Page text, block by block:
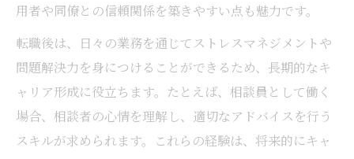
用者や同僚との信頼関係を築きやすい点も魅力です。
転職後は、日々の業務を通じてストレスマネジメントや
問題解決力を身につけることができるため、長期的なキ
ャリア形成に役立ちます。たとえば、相談員として働く
場合、相談者の心情を理解し、適切なアドバイスを行う
スキルが求められます。これらの経験は、将来的にキャ